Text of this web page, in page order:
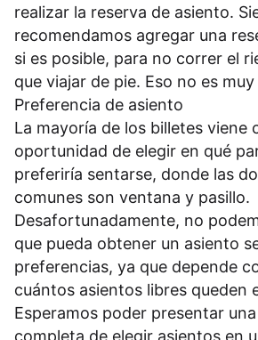
realizar la reserva de asiento.
recomendamos agregar una
si es posible, para no correr el
que viajar de pie. Eso no es
Preferencia de asiento
La mayoría de los billetes viene
oportunidad de elegir en qué
preferiría sentarse, donde las
comunes son ventana y pasillo.
Desafortunadamente, no
que pueda obtener un asiento
preferencias, ya que depende
cuántos asientos libres queden
Esperamos poder presentar
completa de elegir asientos en